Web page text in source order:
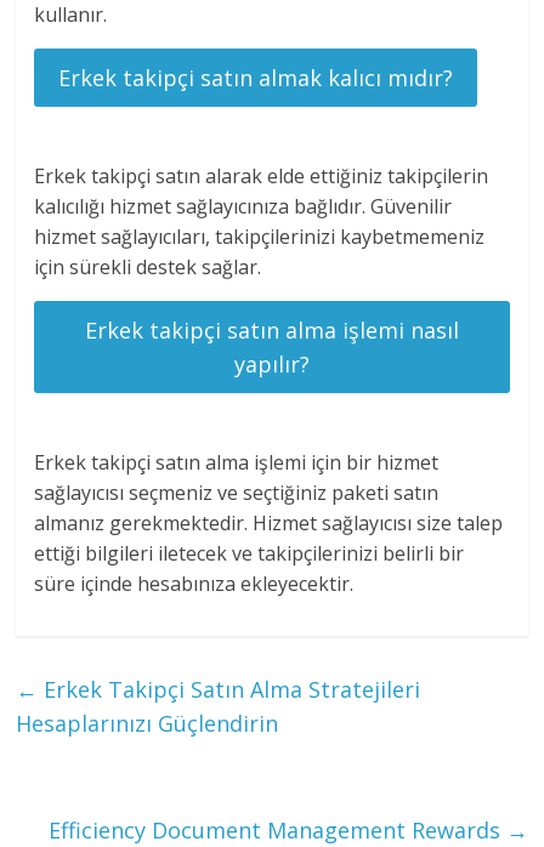
kullanır.
Erkek takipçi satın almak kalıcı mıdır?
Erkek takipçi satın alarak elde ettiğiniz takipçilerin
kalıcılığı hizmet sağlayıcınıza bağlıdır. Güvenilir
hizmet sağlayıcıları, takipçilerinizi kaybetmemeniz
için sürekli destek sağlar.
Erkek takipçi satın alma işlemi nasıl
yapılır?
Erkek takipçi satın alma işlemi için bir hizmet
sağlayıcısı seçmeniz ve seçtiğiniz paketi satın
almanız gerekmektedir. Hizmet sağlayıcısı size talep
ettiği bilgileri iletecek ve takipçilerinizi belirli bir
süre içinde hesabınıza ekleyecektir.
← Erkek Takipçi Satın Alma Stratejileri
Hesaplarınızı Güçlendirin
Efficiency Document Management Rewards →